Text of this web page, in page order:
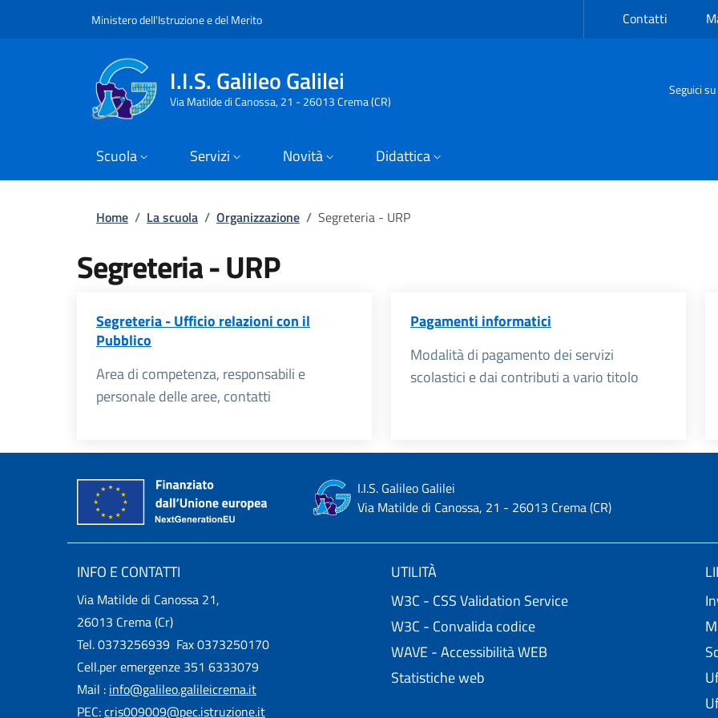
Ministero dell'Istruzione e del MeritoSlim top Contatti
I.I.S. Galileo Galilei
Via Matilde di Canossa, 21 - 26013 Crema (CR)
Seguici su
Scuola Servizi Novità Didattica
Briciole di pane
Home / La scuola / Organizzazione / Segreteria - URP
Segreteria - URP
Segreteria - Ufficio relazioni con il
Pubblico
Area di competenza, responsabili e
personale delle aree, contatti
Pagamenti informatici
Modalità di pagamento dei servizi
scolastici e dai contributi a vario titolo
I.I.S. Galileo Galilei
Via Matilde di Canossa, 21 - 26013 Crema (CR)
INFO E CONTATTI
Via Matilde di Canossa 21,
26013 Crema (Cr)
Tel. 0373256939 Fax 0373250170
Cell.per emergenze 351 6333079
Mail : info@galileo.galileicrema.it
PEC:cris009009@pec.istruzione.it
UTILITÀ
W3C - CSS Validation Service
W3C - Convalida codice
WAVE - Accessibilità WEB
Statistiche web